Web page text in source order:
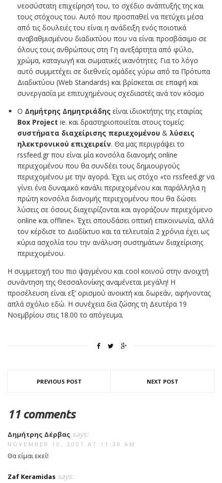
νεοσύστατη επιχείρησή του, το σχέδιο ανάπτυξής της και
τους στόχους του. Αυτό που προσπαθεί να πετύχει μέσα
από τις δουλειές του είναι η ανάδειξη ενός ποιοτικά
αναβαθμισμένου διαδικτύου που να είναι προσβάσιμο σε
όλους τους ανθρώπους στη Γη ανεξάρτητα από φύλο,
χρώμα, καταγωγή και σωματικές ικανότητες. Για το λόγο
αυτό συμμετέχει σε διεθνείς ομάδες γύρω από τα Πρότυπα
Διαδικτύου (Web Standards) και βρίσκεται σε επαφή και
συνεργασία με επιτυχημένους σχεδιαστές ανά τον κόσμο
Ο Δημήτρης Δημητριάδης είναι ιδιοκτήτης της εταιρίας
Box Project ie. και δραστηριοποιείται στους τομείς:
συστήματα διαχείρισης περιεχομένου & λύσεις
ηλεκτρονικού επιχειρείν. Θα μας περιγράψει το
rssfeed.gr που είναι μία κονσόλα διανομής online
περιεχομένου που θα συνδέει τους δημιουργούς
περιεχομένου με την αγορά. Έχει ως στόχο «τo rssfeed.gr να
γίνει ένα δυναμικό κανάλι περιεχομένου και παράλληλα η
πρώτη κονσόλα διανομής περιεχομένου που θα δώσει
λύσεις σε όσους διαχειρίζονται και αγοράζουν περιεχόμενο
online και offline». Έχει σπουδάσει οπτική επικοινωνία, αλλά
τον κέρδισε το Διαδίκτυο και τα τελευταία 2 χρόνια έχει ως
κύρια ασχολία του την ανάλυση συστημάτων διαχείρισης
περιεχομένου.
Η συμμετοχή του πιο ψαγμένου και cool κοινού στην ανοιχτή
συνάντηση της Θεσσαλονίκης αναμένεται μεγάλη! Η
προσέλευση είναι εξ’ ορισμού ανοικτή και δωρεάν, αφήνοντας
απλά σχόλιο εδώ. Η συνέχεια δια ζώσης τη Δευτέρα 19
Νοεμβρίου στις 18.00 το απόγευμα.
PREVIOUS POST NEXT POST
11 comments
Δημήτρης Δέρβας says:
NOVEMBER 10, 2007 AT 11:38 AM
Θα είμαι εκεί!
Zaf Keramidas says: